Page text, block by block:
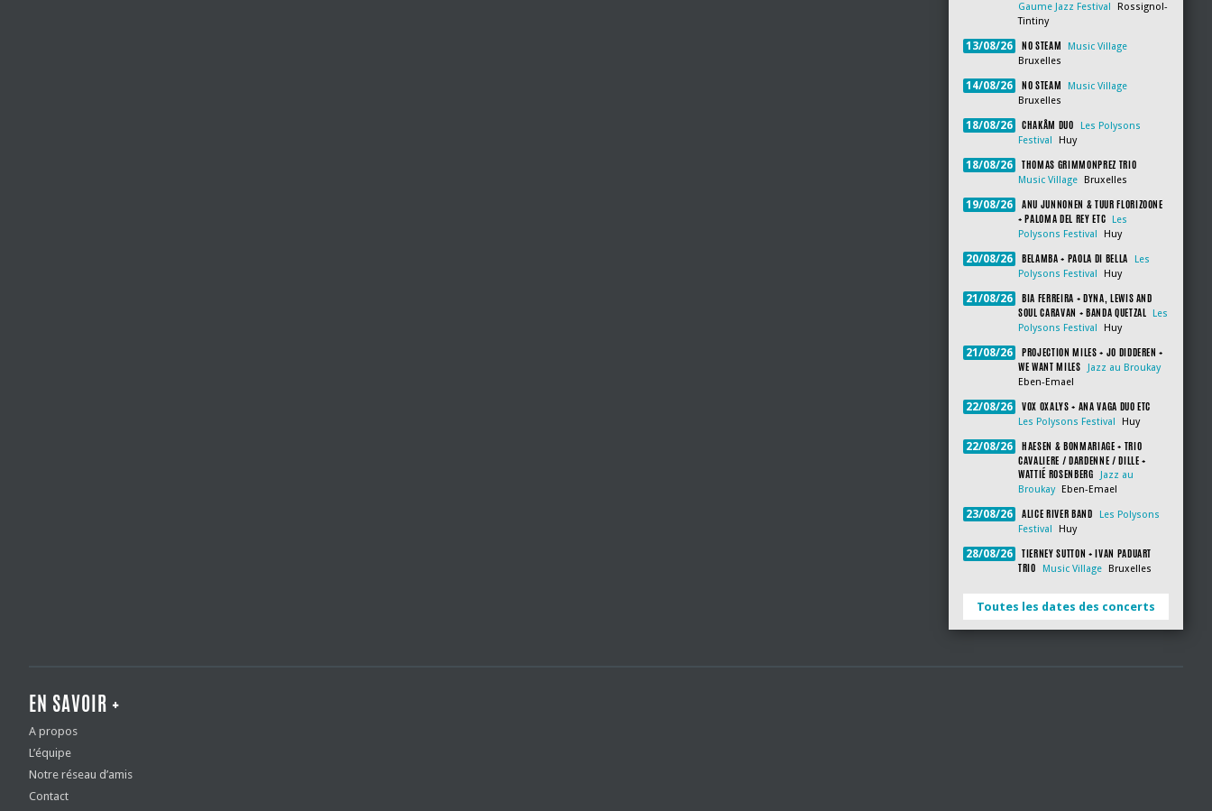
Gaume Jazz Festival
Rossignol-
Tintiny
13/08/26 NO STEAM
Music Village
Bruxelles
14/08/26 NO STEAM
Music Village
Bruxelles
18/08/26 CHAKÂM DUO
Les Polysons
Festival
Huy
18/08/26 THOMAS GRIMMONPREZ TRIO
Music Village Bruxelles
19/08/26
ANU JUNNONEN & TUUR FLORIZOONE
+ PALOMA DEL REY ETC
Les
Polysons Festival
Huy
20/08/26 BELAMBA + PAOLA DI BELLA
Les
Polysons Festival
Huy
21/08/26
BIA FERREIRA + DYNA, LEWIS AND
SOUL CARAVAN + BANDA QUETZAL
Les
Polysons Festival
Huy
21/08/26
PROJECTION MILES + JO DIDDEREN +
WE WANT MILES
Jazz au Broukay
Eben-Emael
22/08/26 VOX OXALYS + ANA VAGA DUO ETC
Les Polysons Festival Huy
22/08/26
HAESEN & BONMARIAGE + TRIO
CAVALIERE / DARDENNE / DILLE +
WATTIÉ ROSENBERG
Jazz au
Broukay
Eben-Emael
23/08/26 ALICE RIVER BAND
Les Polysons
Festival
Huy
28/08/26
TIERNEY SUTTON + IVAN PADUART
TRIO
Music Village Bruxelles
Toutes les dates des concerts
EN SAVOIR +
A propos
L’équipe
Notre réseau d’amis
Contact